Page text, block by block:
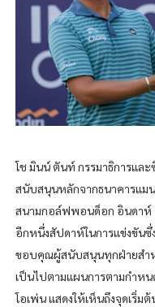
โช มินน์ ตันท์ กรรมาธิการและ
สนับสนุนหลักจากธนาคารแม
สนามกอล์ฟพอนด็อก อินดาห์
อีกหนึ่งสัปดาห์ในการแข่งขันซึ่
ขอบคุณผู้สนับสนุนทุกฝ่ายสำห
เป็นไปตามแผนการตามกำห
โอเพ่น แสดงให้เห็นถึงจุดเริ่ม